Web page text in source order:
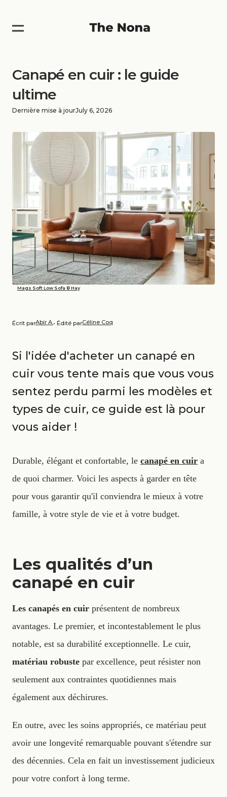
Canapé en cuir : le guide
ultime
Dernière mise à jourJuly 6, 2026
Mags Soft Low Sofa © Hay
Écrit parAbir A. • Édité parCéline Coq
Si l'idée d'acheter un canapé en
cuir vous tente mais que vous vous
sentez perdu parmi les modèles et
types de cuir, ce guide est là pour
vous aider !
Durable, élégant et confortable, le canapé en cuir a
de quoi charmer. Voici les aspects à garder en tête
pour vous garantir qu'il conviendra le mieux à votre
famille, à votre style de vie et à votre budget.
Les qualités d’un
canapé en cuir
Les canapés en cuir présentent de nombreux
avantages. Le premier, et incontestablement le plus
notable, est sa durabilité exceptionnelle. Le cuir,
matériau robuste par excellence, peut résister non
seulement aux contraintes quotidiennes mais
également aux déchirures.
En outre, avec les soins appropriés, ce matériau peut
avoir une longevité remarquable pouvant s'étendre sur
des décennies. Cela en fait un investissement judicieux
pour votre confort à long terme.